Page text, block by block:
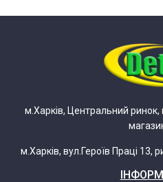
м.Харків, Центральний ринок,
м.Харків, вул.Героїв Праці 13,